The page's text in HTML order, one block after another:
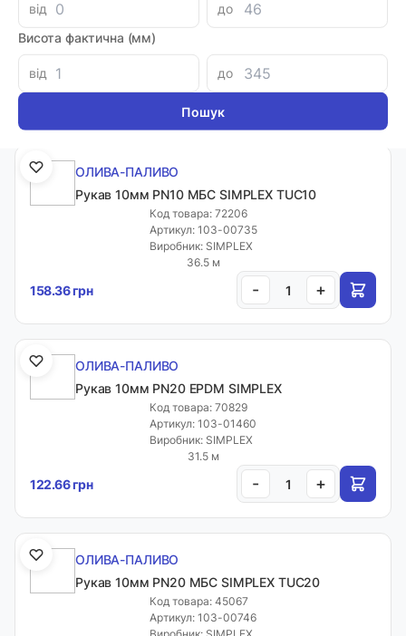
від
до
Висота фактична (мм)
від до
Код товара: 70444
Артикул: 1001400
Виробник: ALFAGOMMA
349.68 грн - +
ОЛИВА-ПАЛИВО
Рукав 10мм PN10 МБС SIMPLEX TUC10
Код товара: 72206
Артикул: 103-00735
Виробник: SIMPLEX
36.5 м
158.36 грн - +
ОЛИВА-ПАЛИВО
Рукав 10мм PN20 EPDM SIMPLEX
Код товара: 70829
Артикул: 103-01460
Виробник: SIMPLEX
31.5 м
122.66 грн - +
ОЛИВА-ПАЛИВО
Рукав 10мм PN20 МБС SIMPLEX TUC20
Код товара: 45067
Артикул: 103-00746